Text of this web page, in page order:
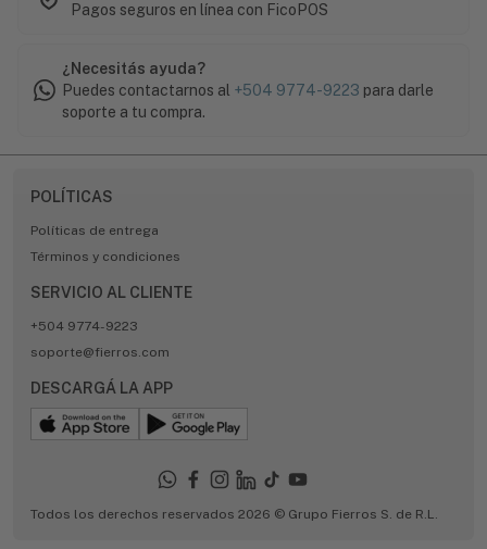
Pagos seguros en línea con FicoPOS
¿Necesitás ayuda?
Puedes contactarnos al +504 9774-9223 para darle
soporte a tu compra.
POLÍTICAS
Políticas de entrega
Términos y condiciones
SERVICIO AL CLIENTE
+504 9774-9223
soporte@fierros.com
DESCARGÁ LA APP
Todos los derechos reservados 2026 © Grupo Fierros S. de R.L.